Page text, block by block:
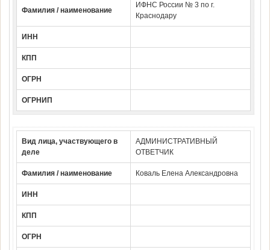
Фамилия / наименование
ИФНС России № 3 по г.
Краснодару
ИНН
КПП
ОГРН
ОГРНИП
Вид лица, участвующего в
деле
АДМИНИСТРАТИВНЫЙ
ОТВЕТЧИК
Фамилия / наименование Коваль Елена Александровна
ИНН
КПП
ОГРН